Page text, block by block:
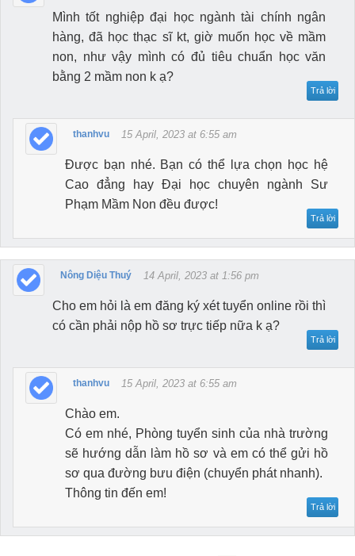
Mình tốt nghiệp đại học ngành tài chính ngân
hàng, đã học thạc sĩ kt, giờ muốn học về mầm
non, như vậy mình có đủ tiêu chuẩn học văn
bằng 2 mầm non k ạ?
Trả lời
thanhvu 15 April, 2023 at 6:55 am
Được bạn nhé. Bạn có thể lựa chọn học hệ
Cao đẳng hay Đại học chuyên ngành Sư
Phạm Mầm Non đều được!
Trả lời
Nông Diệu Thuý 14 April, 2023 at 1:56 pm
Cho em hỏi là em đăng ký xét tuyển online rồi thì
có cần phải nộp hồ sơ trực tiếp nữa k ạ?
Trả lời
thanhvu 15 April, 2023 at 6:55 am
Chào em.
Có em nhé, Phòng tuyển sinh của nhà trường
sẽ hướng dẫn làm hồ sơ và em có thể gửi hồ
sơ qua đường bưu điện (chuyển phát nhanh).
Thông tin đến em!
Trả lời